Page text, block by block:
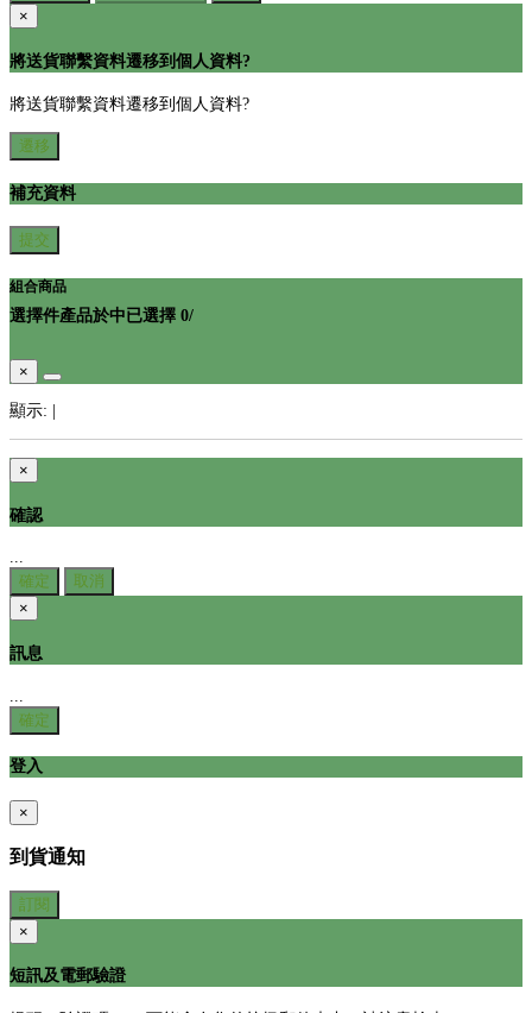
×
將送貨聯繫資料遷移到個人資料?
將送貨聯繫資料遷移到個人資料?
遷移
補充資料
提交
組合商品
選擇件產品於中已選擇 0/
×
顯示:
×
確認
...
確定
取消
×
訊息
確定
登入
×
到貨通知
訂閱
×
短訊及電郵驗證